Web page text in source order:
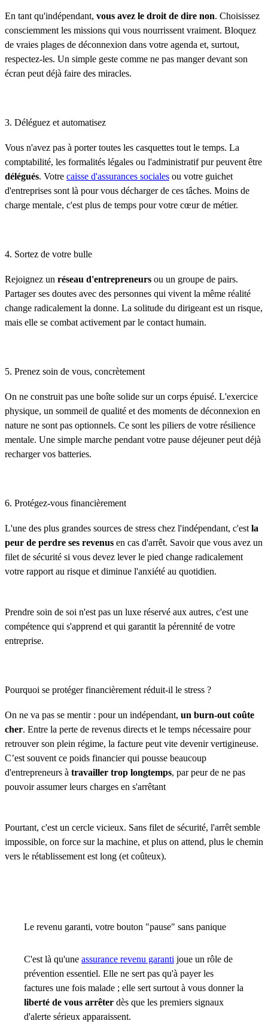
En tant qu'indépendant, vous avez le droit de dire non. Choisissez
consciemment les missions qui vous nourrissent vraiment. Bloquez
de vraies plages de déconnexion dans votre agenda et, surtout,
respectez-les. Un simple geste comme ne pas manger devant son
écran peut déjà faire des miracles.
3. Déléguez et automatisez
Vous n'avez pas à porter toutes les casquettes tout le temps. La
comptabilité, les formalités légales ou l'administratif pur peuvent être
délégués. Votre caisse d'assurances sociales ou votre guichet
d'entreprises sont là pour vous décharger de ces tâches. Moins de
charge mentale, c'est plus de temps pour votre cœur de métier.
4. Sortez de votre bulle
Rejoignez un réseau d'entrepreneurs ou un groupe de pairs.
Partager ses doutes avec des personnes qui vivent la même réalité
change radicalement la donne. La solitude du dirigeant est un risque,
mais elle se combat activement par le contact humain.
5. Prenez soin de vous, concrètement
On ne construit pas une boîte solide sur un corps épuisé. L'exercice
physique, un sommeil de qualité et des moments de déconnexion en
nature ne sont pas optionnels. Ce sont les piliers de votre résilience
mentale. Une simple marche pendant votre pause déjeuner peut déjà
recharger vos batteries.
6. Protégez-vous financièrement
L'une des plus grandes sources de stress chez l'indépendant, c'est la
peur de perdre ses revenus en cas d'arrêt. Savoir que vous avez un
filet de sécurité si vous devez lever le pied change radicalement
votre rapport au risque et diminue l'anxiété au quotidien.
Prendre soin de soi n'est pas un luxe réservé aux autres, c'est une
compétence qui s'apprend et qui garantit la pérennité de votre
entreprise.
Pourquoi se protéger financièrement réduit-il le stress ?
On ne va pas se mentir : pour un indépendant, un burn-out coûte
cher. Entre la perte de revenus directs et le temps nécessaire pour
retrouver son plein régime, la facture peut vite devenir vertigineuse.
C’est souvent ce poids financier qui pousse beaucoup
d'entrepreneurs à travailler trop longtemps, par peur de ne pas
pouvoir assumer leurs charges en s'arrêtant
Pourtant, c'est un cercle vicieux. Sans filet de sécurité, l'arrêt semble
impossible, on force sur la machine, et plus on attend, plus le chemin
vers le rétablissement est long (et coûteux).
Le revenu garanti, votre bouton "pause" sans panique
C'est là qu'une assurance revenu garanti joue un rôle de
prévention essentiel. Elle ne sert pas qu'à payer les
factures une fois malade ; elle sert surtout à vous donner la
liberté de vous arrêter dès que les premiers signaux
d'alerte sérieux apparaissent.